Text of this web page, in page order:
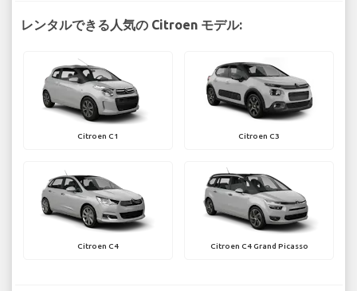
レンタルできる人気の Citroen モデル:
Citroen C1 Citroen C3
Citroen C4 Citroen C4 Grand Picasso